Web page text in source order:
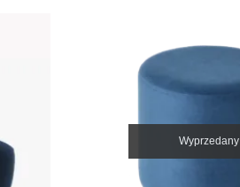
Wyprzedany